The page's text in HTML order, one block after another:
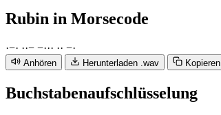
Rubin in Morsecode
·−· ··− −··· ·· −·
Anhören Herunterladen .wav Kopieren
Buchstabenaufschlüsselung